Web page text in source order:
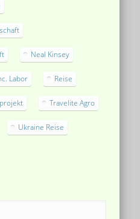
Neal Kinsey
Labor Reise
Travelite Agro
Ukraine Reise